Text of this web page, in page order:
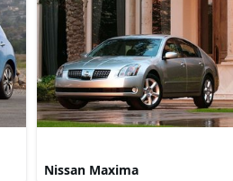
Nissan Maxima